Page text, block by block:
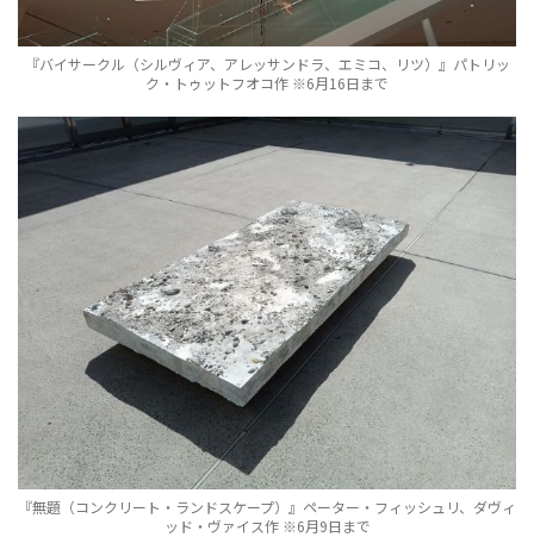
『バイサークル（シルヴィア、アレッサンドラ、エミコ、リツ）』パトリッ
ク・トゥットフオコ作 ※6月16日まで
『無題（コンクリート・ランドスケープ）』ペーター・フィッシュリ、ダヴィ
ッド・ヴァイス作 ※6月9日まで